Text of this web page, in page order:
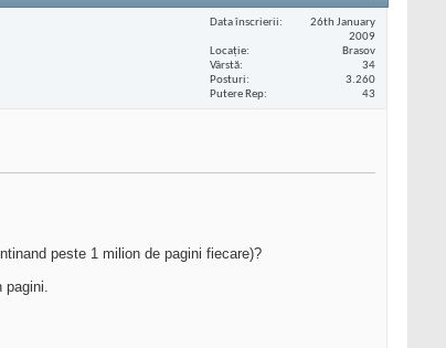
Data înscrierii
26th January
2009
Locaţie
Brasov
Vârstă
34
Posturi
3.260
Putere Rep
43
peste 1 milion de pagini fiecare)?
pagini.